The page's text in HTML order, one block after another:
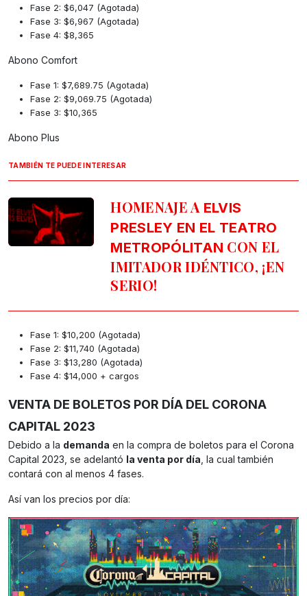
Fase 2: $6,047 (Agotada)
Fase 3: $6,967 (Agotada)
Fase 4: $8,365
Abono Comfort
Fase 1: $7,689.75 (Agotada)
Fase 2: $9,069.75 (Agotada)
Fase 3: $10,365
Abono Plus
TAMBIÉN TE PUEDE INTERESAR
HOMENAJE AELVIS
PRESLEY EN EL TEATRO
METROPÓLITAN CON EL
IMITADOR IDÉNTICO, ¡EN
SERIO!
Fase 1: $10,200 (Agotada)
Fase 2: $11,740 (Agotada)
Fase 3: $13,280 (Agotada)
Fase 4: $14,000 + cargos
VENTA DE BOLETOS POR DÍA DEL CORONA
CAPITAL 2023
Debido a la demanda en la compra de boletos para el Corona
Capital 2023, se adelantó la venta por día , la cual también
contará con al menos 4 fases.
Así van los precios por día:
El Corona Capital adelantó la venta de boletos por día. Foto: TW Corona
Capital.